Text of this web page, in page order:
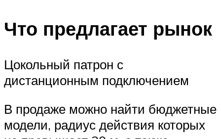
Что предлагает рынок
Цокольный патрон с
дистанционным подключением
В продаже можно найти бюджетные
модели, радиус действия которых